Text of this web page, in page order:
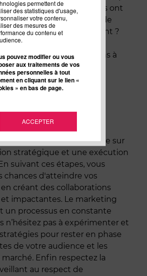
permettent de
des statistiques d'usage,
votre contenu,
des mesures de
du contenu et
pouvez modifier ou vous
aux traitements de vos
personnelles à tout
en cliquant sur le lien «
» en bas de page.
ACCEPTER
Quelles collaborations ont
? Quels types de
le plus d'engagement ?
pour affiner vos
et établir des relations à
les influenceurs les plus
d'influence réussie repose sur
stratégique et une exécution
suivant ces étapes, vous
chances d'atteindre vos
créant des collaborations
impactantes. Le marketing
un processus en constante
n’hésitez pas à expérimenter et
pour rester en phase
de votre audience et les
Enfin respectez la
au respect de